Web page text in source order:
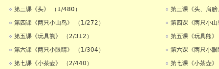
第三课《头》 （1/480）
第四课《两只小山鸟》 （1/272）
第五课《玩具熊》 （2/312）
第六课《两只小眼睛》 （1/304）
第七课《小茶壶》 （2/440）
第三课《头、肩
第四课《两只小
第五课《玩具熊
第六课《两只小
第七课《小茶壶